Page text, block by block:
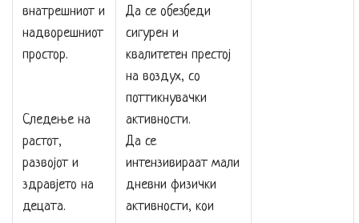
внатрешниот и
надворешниот
простор.
Следење на
растот,
развојот и
здравјето на
децата.
Да се обезбеди
сигурен и
квалитетен престој
на воздух, со
поттикнувачки
активности.
Да се
интензивираат мали
дневни физички
активности, кои